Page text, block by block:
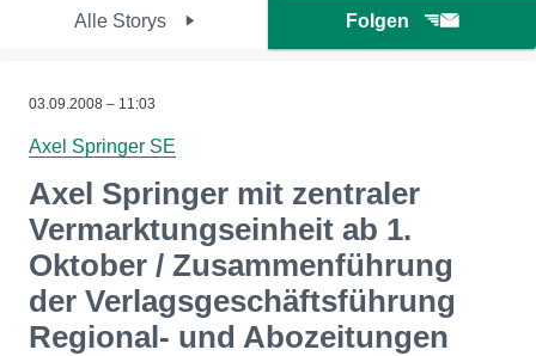
Alle Storys Folgen
03.09.2008 – 11:03
Axel Springer SE
Axel Springer mit zentraler
Vermarktungseinheit ab 1.
Oktober / Zusammenführung
der Verlagsgeschäftsführung
Regional- und Abozeitungen